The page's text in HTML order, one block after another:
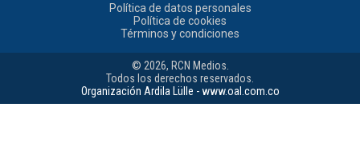
Política de datos personales
Política de cookies
Términos y condiciones
© 2026, RCN Medios.
Todos los derechos reservados.
Organización Ardila Lülle - www.oal.com.co